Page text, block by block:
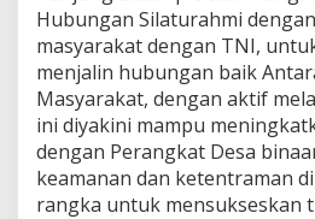
o
a
m
i
l
0
9
/
T
Hubungan Silaturahmi
masyarakat dengan TNI,
menjalin hubungan baik
Masyarakat, dengan aktif
ini diyakini mampu
dengan Perangkat Desa
keamanan dan ketentraman
rangka untuk mensukseskan